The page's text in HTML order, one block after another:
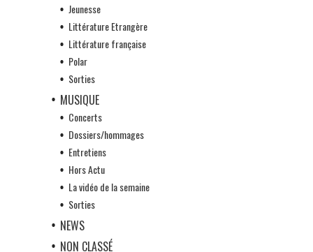
Jeunesse
Littérature Etrangère
Littérature française
Polar
Sorties
MUSIQUE
Concerts
Dossiers/hommages
Entretiens
Hors Actu
La vidéo de la semaine
Sorties
NEWS
NON CLASSÉ